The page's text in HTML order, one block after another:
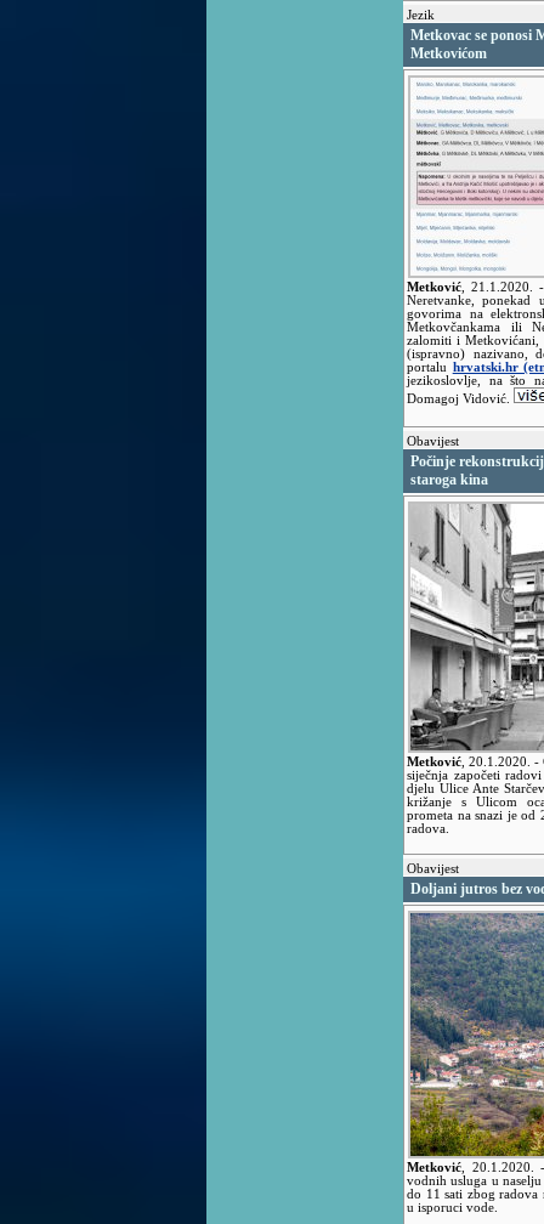
Jezik
Metkovac se ponosi
Metkovićom
Metković ,21.1.2020.
Neretvanke,
govorima na
Metkovčankama ili
zalomiti i Metkovićani,
(ispravno) nazivano,
portalu hrvatski.hr
jezikoslovlje, na što
Domagoj Vidović.
Obavijest
Počinje
staroga kina
Metković ,20.1.2020.-
siječnja započeti
djelu Ulice Ante
križanje s Ulicom
prometa na snazi je od
radova.
Obavijest
Doljani jutros bez
Metković 20.1.2020.
vodnih usluga u
do 11 sati zbog
u isporuci vode.